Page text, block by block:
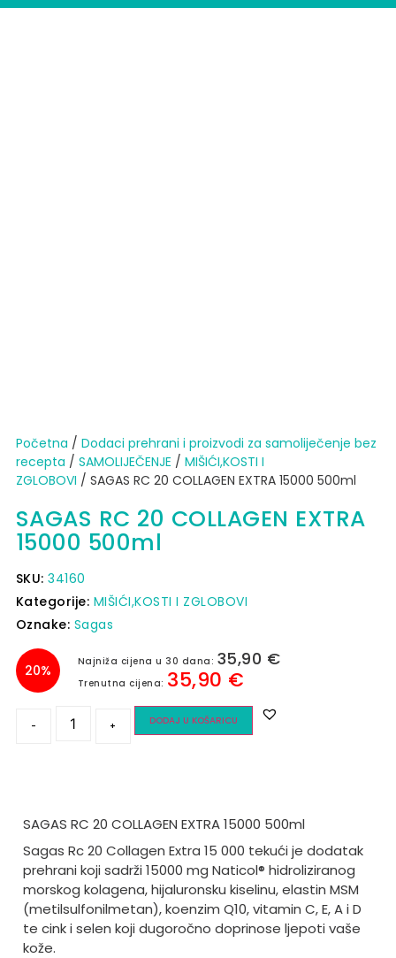
Početna / Dodaci prehrani i proizvodi za samoliječenje bez
recepta / SAMOLIJEČENJE / MIŠIĆI,KOSTI I
ZGLOBOVI / SAGAS RC 20 COLLAGEN EXTRA 15000 500ml
SAGAS RC 20 COLLAGEN EXTRA
15000 500ml
SKU:34160
Kategorije: MIŠIĆI,KOSTI I ZGLOBOVI
Oznake: Sagas
20%
Najniža cijena u 30 dana: 35,90 €
Trenutna cijena: 35,90 €
- + DODAJ U KOŠARICU
SAGAS RC 20 COLLAGEN EXTRA 15000 500ml
Sagas Rc 20 Collagen Extra 15 000 tekući je dodatak
prehrani koji sadrži 15000 mg Naticol® hidroliziranog
morskog kolagena, hijaluronsku kiselinu, elastin MSM
(metilsulfonilmetan), koenzim Q10, vitamin C, E, A i D
te cink i selen koji dugoročno doprinose ljepoti vaše
kože.